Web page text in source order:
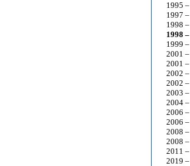
1995
1997
1998
1998
1999
2001
2001
2002
2002
2003
2004
2006
2006
2008
2008
2011
2019